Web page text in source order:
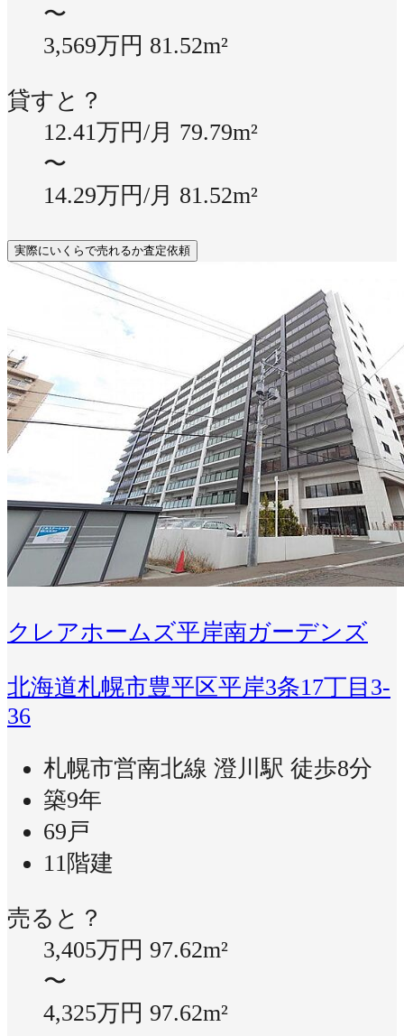
〜
3,569万円 81.52m²
貸すと？
12.41万円/月 79.79m²
〜
14.29万円/月 81.52m²
実際にいくらで売れるか査定依頼
クレアホームズ平岸南ガーデンズ
北海道札幌市豊平区平岸3条17丁目3-
36
札幌市営南北線 澄川駅 徒歩8分
築9年
69戸
11階建
売ると？
3,405万円 97.62m²
〜
4,325万円 97.62m²